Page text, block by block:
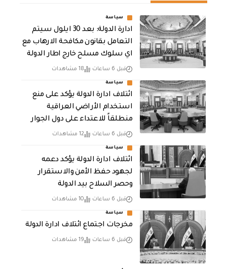
سياسة
ادارة الدولة: بعد 30 ايلول سيتم
التعامل بقانون مكافحة الارهاب مع
اي سلوك مسلح خارج اطار الدولة
قبل 6 ساعات 18 مشاهدات
سياسة
ائتلاف ادارة الدولة يؤكد على منع
استخدام الأراضي العراقية
منطلقاً للاعتداء على دول الجوار
قبل 6 ساعات 12 مشاهدات
سياسة
ائتلاف ادارة الدولة يؤكد دعمه
لجهود حفظ الأمن والاستقرار
وحصر السلاح بيد الدولة
قبل 6 ساعات 10 مشاهدات
سياسة
مخرجات اجتماع ائتلاف ادارة الدولة
قبل 6 ساعات 19 مشاهدات